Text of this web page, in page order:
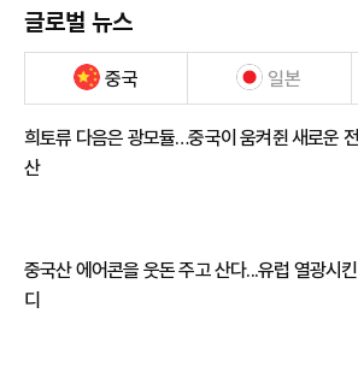
글로벌 뉴스
중국 일본
희토류 다음은 광모듈…중국이 움켜쥔 새로운
산
중국산 에어콘을 웃돈 주고 산다...유럽 열광시킨
디